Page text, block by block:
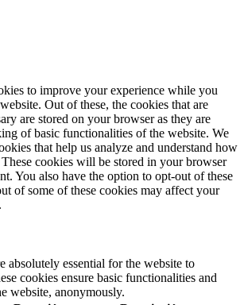
to improve your experience while you
Out of these, the cookies that are
are stored on your browser as they are
of basic functionalities of the website. We
that help us analyze and understand how
cookies will be stored in your browser
You also have the option to opt-out of these
of some of these cookies may affect your
absolutely essential for the website to
cookies ensure basic functionalities and
website, anonymously.